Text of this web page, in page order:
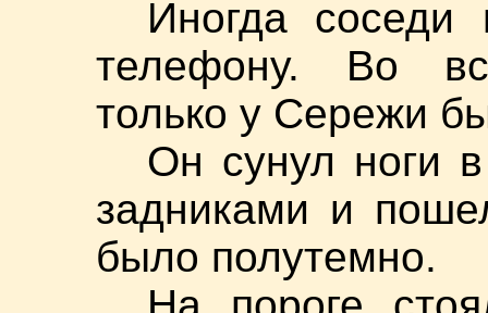
Иногда соседи
телефону. Во
только у Сережи
Он сунул ноги
задниками и
было полутемно.